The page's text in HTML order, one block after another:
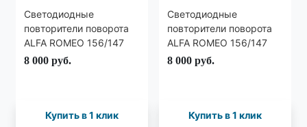
Светодиодные
повторители поворота
ALFA ROMEO 156/147
05-10 / FIAT TIPO 15-
8 000 руб.
Купить в 1 клик
Светодиодные
повторители поворота
ALFA ROMEO 156/147
05-10 / FIAT TIPO 15-
8 000 руб.
Купить в 1 клик